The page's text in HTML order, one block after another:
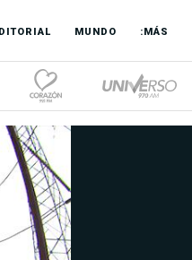
MUNDO :MÁS